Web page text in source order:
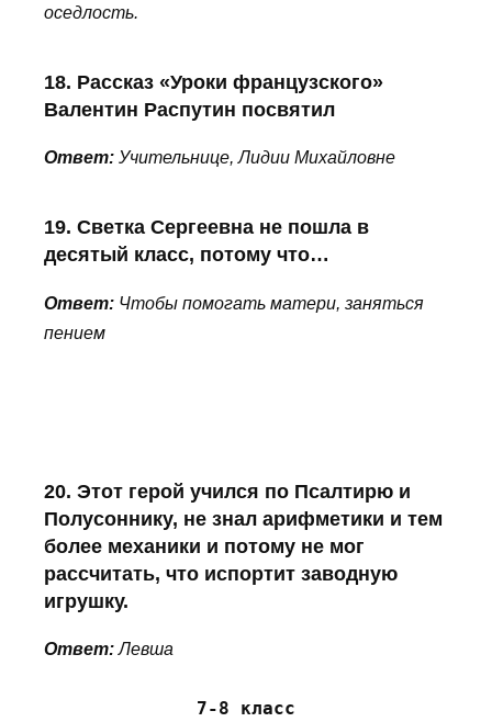
оседлость.
18. Рассказ «Уроки французского»
Валентин Распутин посвятил
Ответ: Учительнице, Лидии Михайловне
19. Светка Сергеевна не пошла в
десятый класс, потому что…
Ответ: Чтобы помогать матери, заняться
пением
20. Этот герой учился по Псалтирю и
Полусоннику, не знал арифметики и тем
более механики и потому не мог
рассчитать, что испортит заводную
игрушку.
Ответ:Левша
7-8 класс